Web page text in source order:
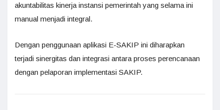
akuntabilitas kinerja instansi pemerintah yang selama ini
manual menjadi integral.
Dengan penggunaan aplikasi E-SAKIP ini diharapkan
terjadi sinergitas dan integrasi antara proses perencanaan
dengan pelaporan implementasi SAKIP.